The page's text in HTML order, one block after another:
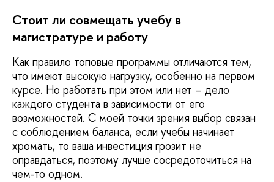
Стоит ли совмещать учебу в
магистратуре и работу
Как правило топовые программы отличаются тем,
что имеют высокую нагрузку, особенно на первом
курсе. Но работать при этом или нет – дело
каждого студента в зависимости от его
возможностей. С моей точки зрения выбор связан
с соблюдением баланса, если учебы начинает
хромать, то ваша инвестиция грозит не
оправдаться, поэтому лучше сосредоточиться на
чем-то одном.